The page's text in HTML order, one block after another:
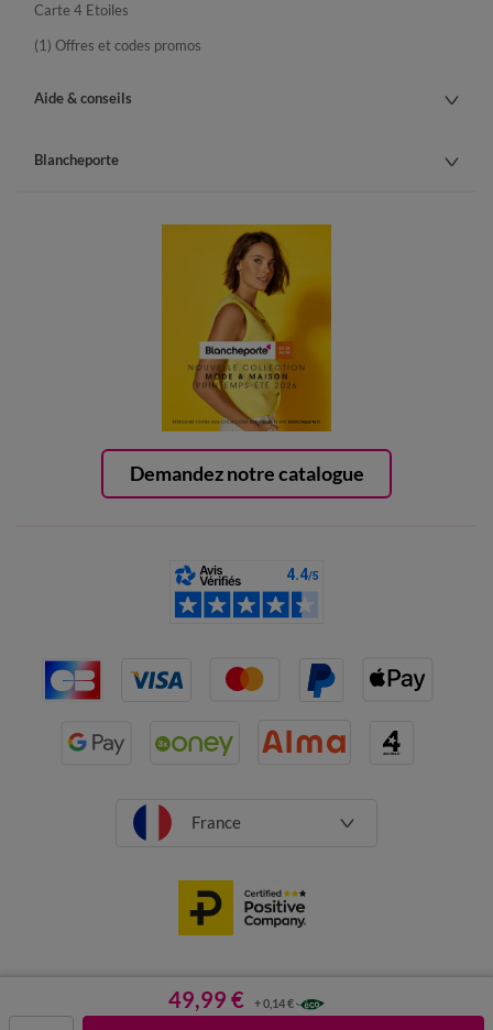
49,99 € + 0,14 €
Demandez notre catalogue
Carte 4 Etoiles
(1) Offres et codes promos
Aide & conseils
Blancheporte
France
Mentions légales Données personnelles